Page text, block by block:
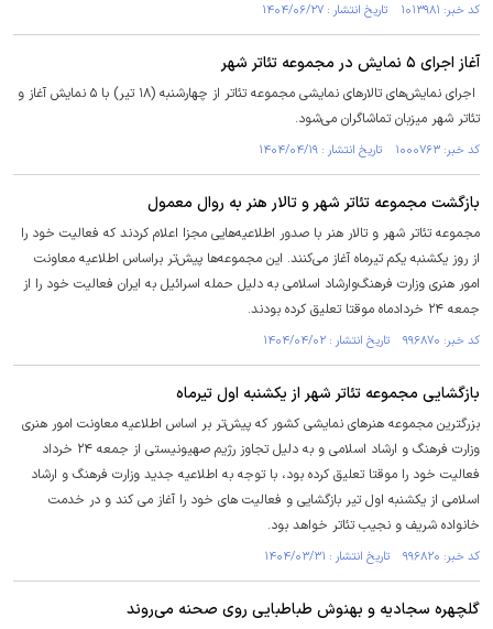
کد خبر: ۱۰۱۳۹۸۱ تاریخ انتشار : ۱۴۰۴/۰۶/۲۷
آغاز اجرای ۵ نمایش در مجموعه تئاتر شهر
اجرای نمایش‌های تالار‌های نمایشی مجموعه تئاتر از چهارشنبه (۱۸ تیر) با ۵ نمایش آغاز و
تئاتر شهر میزبان تماشاگران می‌شود.
کد خبر: ۱۰۰۰۷۶۳ تاریخ انتشار : ۱۴۰۴/۰۴/۱۹
بازگشت مجموعه تئاتر شهر و تالار هنر به روال معمول
مجموعه تئاتر شهر و تالار هنر با صدور اطلاعیه‌هایی مجزا اعلام کردند که فعالیت خود را
از روز یکشنبه یکم تیرماه آغاز می‌کنند. این مجموعه‌ها پیش‌تر براساس اطلاعیه معاونت
امور هنری وزارت فرهنگ‌وارشاد اسلامی به دلیل حمله اسرائیل به ایران فعالیت خود را از
جمعه ۲۴ خردادماه موقتا تعلیق کرده بودند.
کد خبر: ۹۹۶۸۷۰ تاریخ انتشار : ۱۴۰۴/۰۴/۰۲
بازگشایی مجموعه تئاتر شهر از یکشنبه اول تیرماه
بزرگترین مجموعه هنرهای نمایشی کشور که پیش‌تر بر اساس اطلاعیه معاونت امور هنری
وزارت فرهنگ و ارشاد اسلامی و به دلیل تجاوز رژیم صهیونیستی از جمعه ۲۴ خرداد
فعالیت خود را موقتا تعلیق کرده بود، با توجه به اطلاعیه جدید وزارت فرهنگ و ارشاد
اسلامی از یکشنبه اول تیر بازگشایی و فعالیت های خود را آغاز می کند و در خدمت
خانواده شریف و نجیب تئاتر خواهد بود.
کد خبر: ۹۹۶۸۲۰ تاریخ انتشار : ۱۴۰۴/۰۳/۳۱
گلچهره سجادیه و بهنوش طباطبایی روی صحنه می‌روند